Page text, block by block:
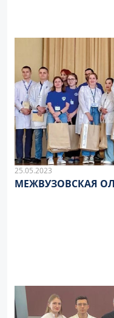
25.05.2023
МЕЖВУЗОВСКАЯ